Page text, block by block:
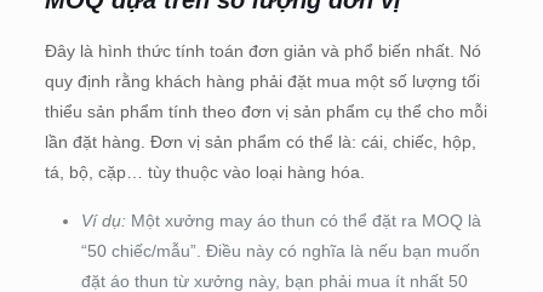
Đây là hình thức tính toán đơn giản và phổ biến nhất. Nó
quy định rằng khách hàng phải đặt mua một số lượng tối
thiểu sản phẩm tính theo đơn vị sản phẩm cụ thể cho mỗi
lần đặt hàng. Đơn vị sản phẩm có thể là: cái, chiếc, hộp,
tá, bộ, cặp… tùy thuộc vào loại hàng hóa.
Ví dụ:Một xưởng may áo thun có thể đặt ra MOQ là
“50 chiếc/mẫu”. Điều này có nghĩa là nếu bạn muốn
đặt áo thun từ xưởng này, bạn phải mua ít nhất 50